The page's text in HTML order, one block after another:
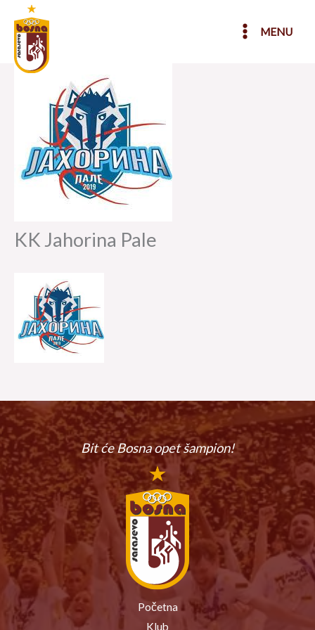
content
MENU
KK Jahorina Pale
Bit će Bosnaopet šampion!
Početna
Klub